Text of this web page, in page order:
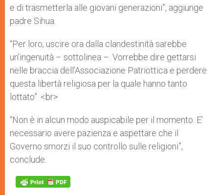
e di trasmetterla alle giovani generazioni”, aggiunge
padre Sihua.
“Per loro, uscire ora dalla clandestinità sarebbe
un’ingenuità – sottolinea –. Vorrebbe dire gettarsi
nelle braccia dell’Associazione Patriottica e perdere
questa libertà religiosa per la quale hanno tanto
lottato”. <br>
“Non è in alcun modo auspicabile per il momento. E’
necessario avere pazienza e aspettare che il
Governo smorzi il suo controllo sulle religioni”,
conclude.